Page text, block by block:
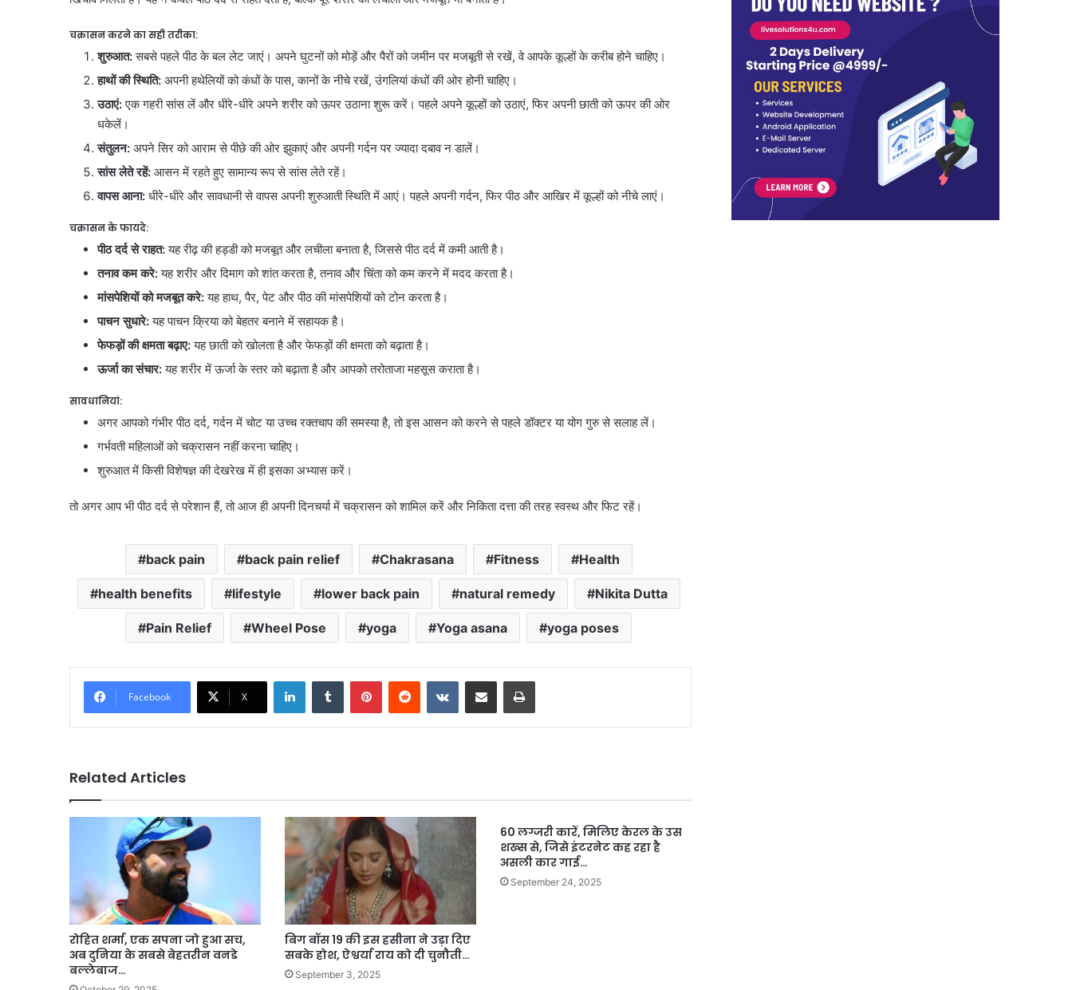
चक्रासन करने का सही तरीका:
शुरुआत:सबसे पहले पीठ के बल लेट जाएं। अपने घुटनों को मोड़ें और पैरों को जमीन पर मजबूती से रखें, वे आपके कूल्हों के करीब होने चाहिए।
हाथों की स्थिति: अपनी हथेलियों को कंधों के पास, कानों के नीचे रखें, उंगलियां कंधों की ओर होनी चाहिए।
उठाएं:एक गहरी सांस लें और धीरे-धीरे अपने शरीर को ऊपर उठाना शुरू करें। पहले अपने कूल्हों को उठाएं, फिर अपनी छाती को ऊपर की ओर
धकेलें।
संतुलन: अपने सिर को आराम से पीछे की ओर झुकाएं और अपनी गर्दन पर ज्यादा दबाव न डालें।
सांस लेते रहें: आसन में रहते हुए सामान्य रूप से सांस लेते रहें।
वापस आना: धीरे-धीरे और सावधानी से वापस अपनी शुरुआती स्थिति में आएं। पहले अपनी गर्दन, फिर पीठ और आखिर में कूल्हों को नीचे लाएं।
चक्रासन के फायदे:
पीठ दर्द से राहत:यह रीढ़ की हड्डी को मजबूत और लचीला बनाता है, जिससे पीठ दर्द में कमी आती है।
तनाव कम करे:यह शरीर और दिमाग को शांत करता है, तनाव और चिंता को कम करने में मदद करता है।
मांसपेशियों को मजबूत करे:यह हाथ, पैर, पेट और पीठ की मांसपेशियों को टोन करता है।
पाचन सुधारे:यह पाचन क्रिया को बेहतर बनाने में सहायक है।
फेफड़ों की क्षमता बढ़ाए:यह छाती को खोलता है और फेफड़ों की क्षमता को बढ़ाता है।
ऊर्जा का संचार:यह शरीर में ऊर्जा के स्तर को बढ़ाता है और आपको तरोताजा महसूस कराता है।
सावधानियां:
अगर आपको गंभीर पीठ दर्द, गर्दन में चोट या उच्च रक्तचाप की समस्या है, तो इस आसन को करने से पहले डॉक्टर या योग गुरु से सलाह लें।
गर्भवती महिलाओं को चक्रासन नहीं करना चाहिए।
शुरुआत में किसी विशेषज्ञ की देखरेख में ही इसका अभ्यास करें।
तो अगर आप भी पीठ दर्द से परेशान हैं, तो आज ही अपनी दिनचर्या में चक्रासन को शामिल करें और निकिता दत्ता की तरह स्वस्थ और फिट रहें।
back pain back pain relief Chakrasana Fitness Health
health benefits lifestyle lower back pain natural remedy Nikita Dutta
Pain Relief Wheel Pose yoga Yoga asana yoga poses
Facebook X
LinkedInTumblr PinterestReddit VKontakteShare via Email Print
Related Articles
रोहित शर्मा, एक सपना जो हुआ सच,
अब दुनिया के सबसे बेहतरीन वनडे
बल्लेबाज…
बिग बॉस 19 की इस हसीना ने उड़ा दिए
सबके होश, ऐश्वर्या राय को दी चुनौती…
September 3, 2025
60 लग्जरी कारें, मिलिए केरल के उस
शख्स से, जिसे इंटरनेट कह रहा है
असली कार गाई…
September 24, 2025